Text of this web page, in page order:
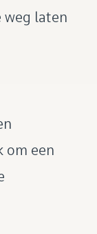
weg laten
om een